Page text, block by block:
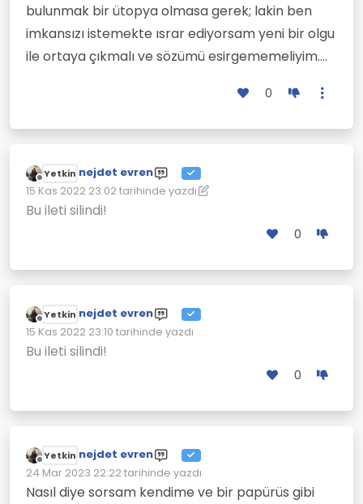
bulunmak bir ütopya olmasa gerek; lakin ben
imkansızı istemekte ısrar ediyorsam yeni bir olgu
ile ortaya çıkmalı ve sözümü esirgememeliyim....
0
Çevrimdışı
Yetkin nejdet evren
15 Kas 2022 23:02tarihinde yazdı
Son düzenleyen: nejdet evren
Bu ileti silindi!
0
Çevrimdışı
Yetkin nejdet evren
15 Kas 2022 23:10 tarihinde yazdı
Son düzenleyen:
Bu ileti silindi!
0
Çevrimdışı
Yetkin nejdet evren
24 Mar 2023 22:22tarihinde yazdı
Son düzenleyen:
Nasıl diye sorsam kendime ve bir papürüs gibi